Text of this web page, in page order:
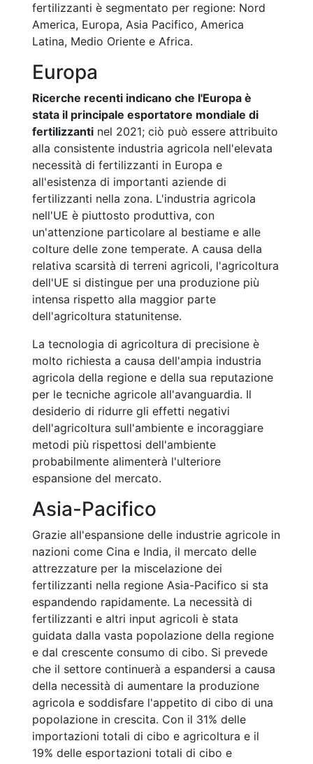
fertilizzanti è segmentato per regione: Nord
America, Europa, Asia Pacifico, America
Latina, Medio Oriente e Africa.
Europa
Ricerche recenti indicano che l'Europa è
stata il principale esportatore mondiale di
fertilizzanti nel 2021; ciò può essere attribuito
alla consistente industria agricola nell'elevata
necessità di fertilizzanti in Europa e
all'esistenza di importanti aziende di
fertilizzanti nella zona. L'industria agricola
nell'UE è piuttosto produttiva, con
un'attenzione particolare al bestiame e alle
colture delle zone temperate. A causa della
relativa scarsità di terreni agricoli, l'agricoltura
dell'UE si distingue per una produzione più
intensa rispetto alla maggior parte
dell'agricoltura statunitense.
La tecnologia di agricoltura di precisione è
molto richiesta a causa dell'ampia industria
agricola della regione e della sua reputazione
per le tecniche agricole all'avanguardia. Il
desiderio di ridurre gli effetti negativi
dell'agricoltura sull'ambiente e incoraggiare
metodi più rispettosi dell'ambiente
probabilmente alimenterà l'ulteriore
espansione del mercato.
Asia-Pacifico
Grazie all'espansione delle industrie agricole in
nazioni come Cina e India, il mercato delle
attrezzature per la miscelazione dei
fertilizzanti nella regione Asia-Pacifico si sta
espandendo rapidamente. La necessità di
fertilizzanti e altri input agricoli è stata
guidata dalla vasta popolazione della regione
e dal crescente consumo di cibo. Si prevede
che il settore continuerà a espandersi a causa
della necessità di aumentare la produzione
agricola e soddisfare l'appetito di cibo di una
popolazione in crescita. Con il 31% delle
importazioni totali di cibo e agricoltura e il
19% delle esportazioni totali di cibo e